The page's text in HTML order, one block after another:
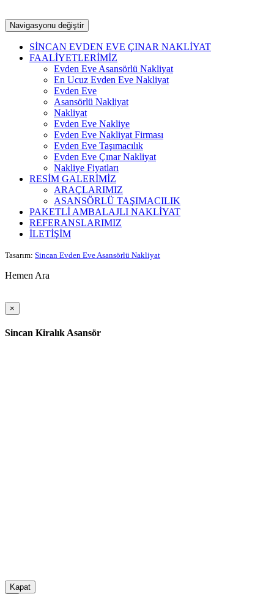
Navigasyonu değiştir
SİNCAN EVDEN EVE ÇINAR NAKLİYAT
FAALİYETLERİMİZ
Evden Eve Asansörlü Nakliyat
En Ucuz Evden Eve Nakliyat
Evden Eve
Asansörlü Nakliyat
Nakliyat
Evden Eve Nakliye
Evden Eve Nakliyat Firması
Evden Eve Taşımacılık
Evden Eve Çınar Nakliyat
Nakliye Fiyatları
RESİM GALERİMİZ
ARAÇLARIMIZ
ASANSÖRLÜ TAŞIMACILIK
PAKETLİ AMBALAJLI NAKLİYAT
REFERANSLARIMIZ
İLETİŞİM
Tasarım: Sincan Evden Eve Asansörlü Nakliyat
Hemen Ara
×
Sincan Kiralık Asansör
Kapat